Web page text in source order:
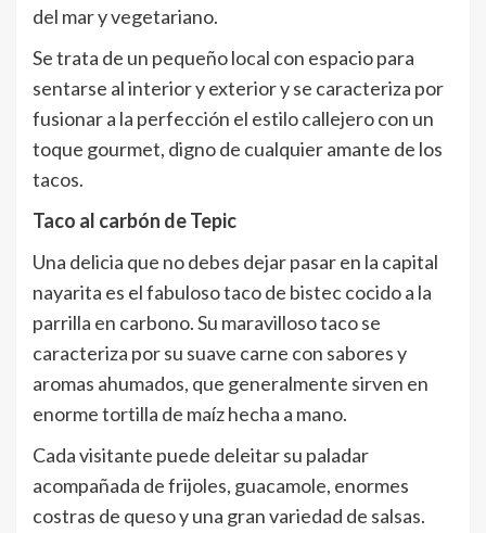
del mar y vegetariano.
Se trata de un pequeño local con espacio para
sentarse al interior y exterior y se caracteriza por
fusionar a la perfección el estilo callejero con un
toque gourmet, digno de cualquier amante de los
tacos.
Taco al carbón de Tepic
Una delicia que no debes dejar pasar en la capital
nayarita es el fabuloso taco de bistec cocido a la
parrilla en carbono. Su maravilloso taco se
caracteriza por su suave carne con sabores y
aromas ahumados, que generalmente sirven en
enorme tortilla de maíz hecha a mano.
Cada visitante puede deleitar su paladar
acompañada de frijoles, guacamole, enormes
costras de queso y una gran variedad de salsas.